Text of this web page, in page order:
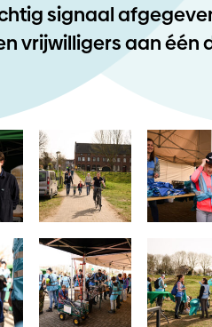
signaal
vrijwilligers aan één